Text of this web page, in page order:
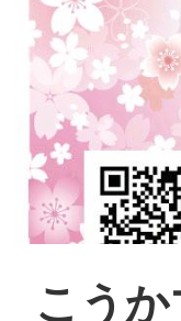
こう